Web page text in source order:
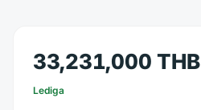
33,231,000 THB
Lediga